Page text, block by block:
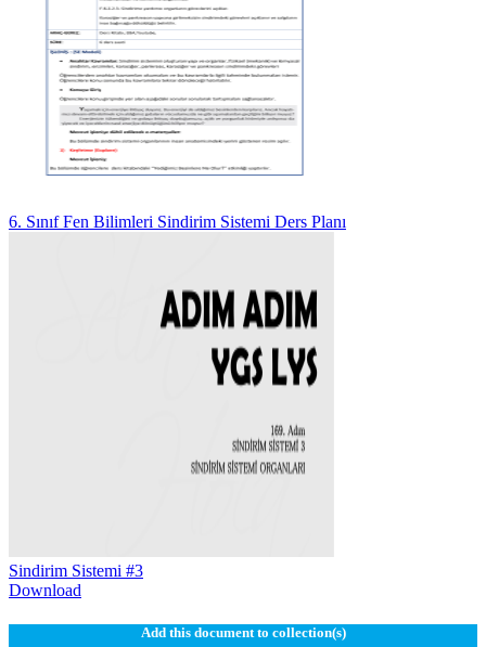
6. Sınıf Fen Bilimleri Sindirim Sistemi Ders Planı
Sindirim Sistemi #3
Download
Add this document to collection(s)